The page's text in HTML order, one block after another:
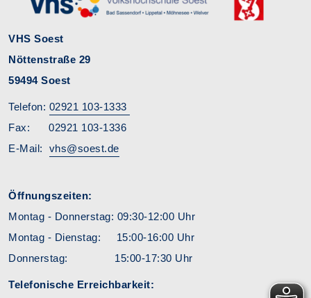
VHS Soest
Nöttenstraße 29
59494 Soest
Telefon: 02921 103-1333
Fax: 02921 103-1336
E-Mail: vhs@soest.de
Öffnungszeiten:
Montag - Donnerstag: 09:30-12:00 Uhr
Montag - Dienstag: 15:00-16:00 Uhr
Donnerstag: 15:00-17:30 Uhr
Telefonische Erreichbarkeit: